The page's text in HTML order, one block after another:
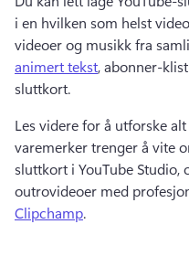
i en hvilken som helst
videoer og musikk fra
animert tekst, abonner-
sluttkort.
Les videre for å utforske
varemerker trenger å vite
sluttkort i YouTube
outrovideoer med
Clipchamp.